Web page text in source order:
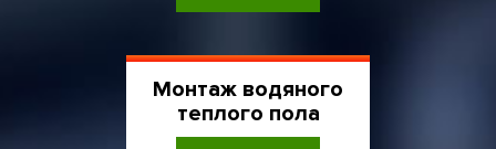
Монтаж водяного
теплого пола